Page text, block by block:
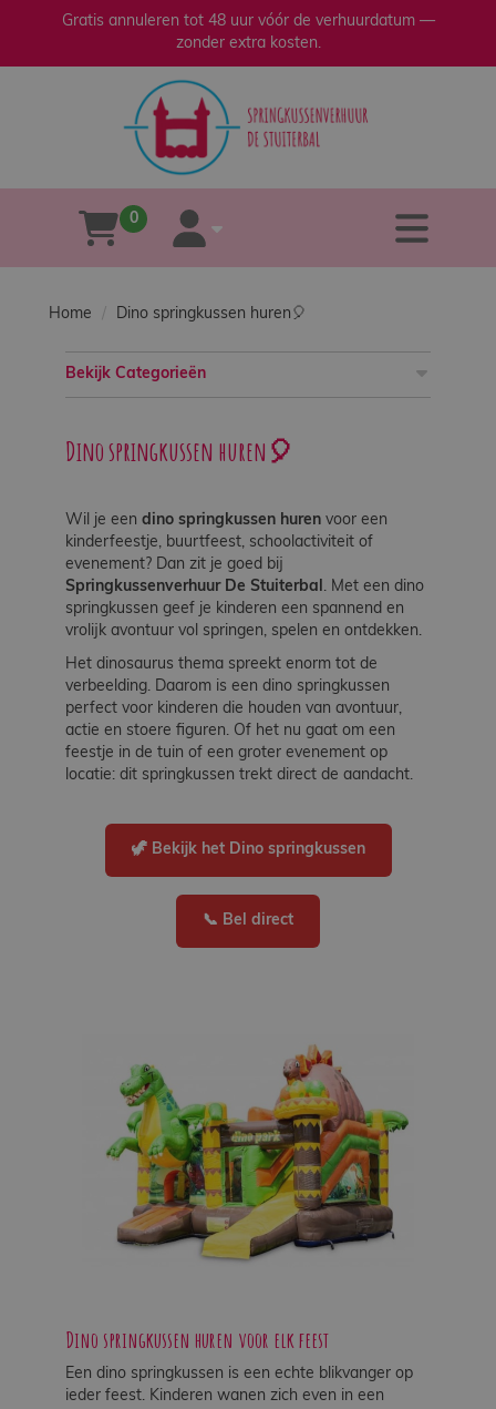
Gratis annuleren tot 48 uur vóór de verhuurdatum —
zonder extra kosten.
winkelwagen
0
account
×sluiten
Verkoop
spelen
Werken
Contact
Indoor
Springparadijs
zoeken
Home Dino springkussen huren🎈
Bekijk Categorieën
Dino springkussen huren🎈
Wil je een dino springkussen huren voor een
kinderfeestje, buurtfeest, schoolactiviteit of
evenement? Dan zit je goed bij
Springkussenverhuur De Stuiterbal. Met een dino
springkussen geef je kinderen een spannend en
vrolijk avontuur vol springen, spelen en ontdekken.
Het dinosaurus thema spreekt enorm tot de
verbeelding. Daarom is een dino springkussen
perfect voor kinderen die houden van avontuur,
actie en stoere figuren. Of het nu gaat om een
feestje in de tuin of een groter evenement op
locatie: dit springkussen trekt direct de aandacht.
🦖 Bekijk het Dino springkussen
📞 Bel direct
Dino springkussen huren voor elk feest
Een dino springkussen is een echte blikvanger op
ieder feest. Kinderen wanen zich even in een